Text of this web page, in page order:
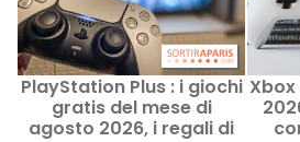
PlayStation Plus : i giochi
gratis del mese di
agosto 2026, i regali di